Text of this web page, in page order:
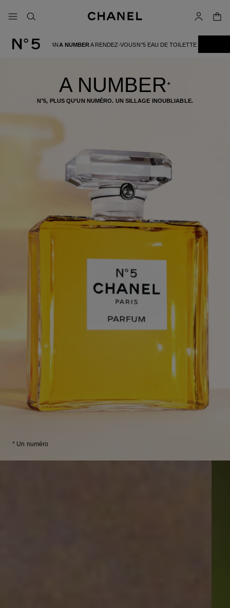
menu principal de navigation
- navigation principale
rechercher mon
panier
A NUMBER *
N°5, PLUS QU’UN NUMÉRO. UN SILLAGE INOUBLIABLE.
* Un numéro
A WOMANA NUMBERA RENDEZ-VOUS N°5 EAU DE TOILETTE
LA LIGNE N°5